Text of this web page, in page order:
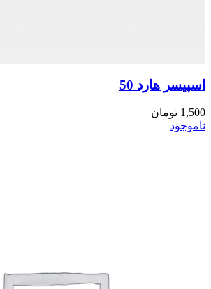
اسپیسر هارد 50
1,500 تومان
ناموجود